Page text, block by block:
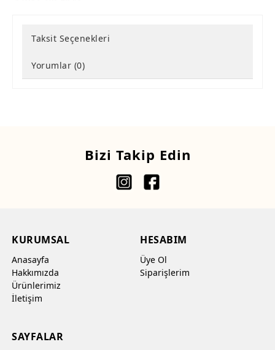
Taksit Seçenekleri
Yorumlar (0)
Bizi Takip Edin
KURUMSAL
Anasayfa
Hakkımızda
Ürünlerimiz
İletişim
HESABIM
Üye Ol
Siparişlerim
SAYFALAR